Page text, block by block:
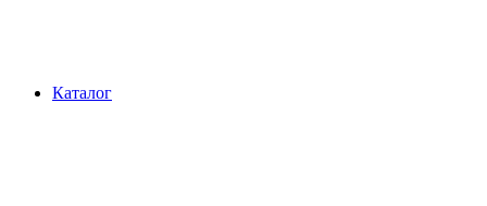
Каталог